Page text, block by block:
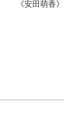
《安田萌香》